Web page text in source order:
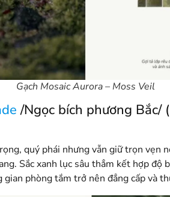
Gạch Mosaic Aurora – Moss Veil
/Ngọc bích phương Bắc/
quý phái nhưng vẫn giữ trọn vẹn
Sắc xanh lục sâu thẳm kết hợp độ
gian phòng tắm trở nên đẳng cấp và